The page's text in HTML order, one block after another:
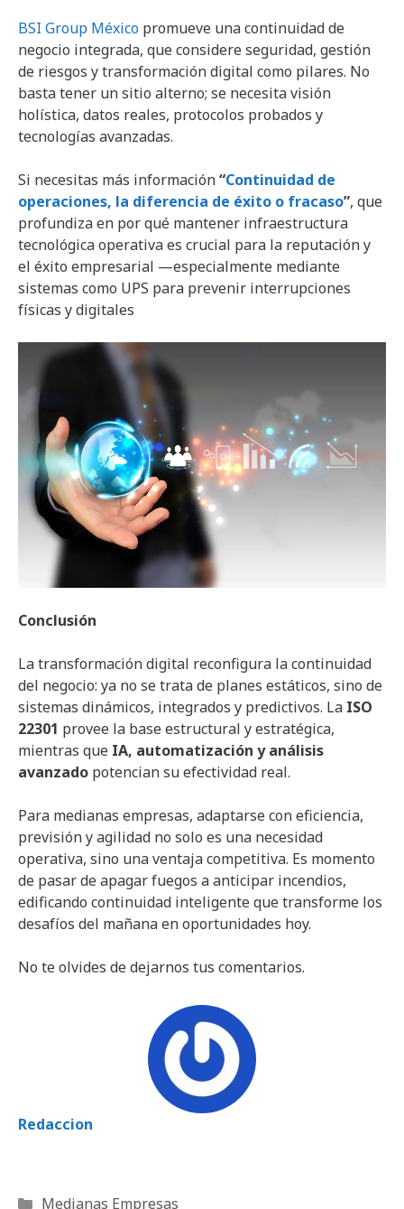
BSI Group México promueve una continuidad de
negocio integrada, que considere seguridad, gestión
de riesgos y transformación digital como pilares. No
basta tener un sitio alterno; se necesita visión
holística, datos reales, protocolos probados y
tecnologías avanzadas.
Si necesitas más información“Continuidad de
operaciones, la diferencia de éxito o fracaso”, que
profundiza en por qué mantener infraestructura
tecnológica operativa es crucial para la reputación y
el éxito empresarial —especialmente mediante
sistemas como UPS para prevenir interrupciones
físicas y digitales
Conclusión
La transformación digital reconfigura la continuidad
del negocio: ya no se trata de planes estáticos, sino de
sistemas dinámicos, integrados y predictivos. La ISO
22301 provee la base estructural y estratégica,
mientras que IA, automatización y análisis
avanzado potencian su efectividad real.
Para medianas empresas, adaptarse con eficiencia,
previsión y agilidad no solo es una necesidad
operativa, sino una ventaja competitiva. Es momento
de pasar de apagar fuegos a anticipar incendios,
edificando continuidad inteligente que transforme los
desafíos del mañana en oportunidades hoy.
No te olvides de dejarnos tus comentarios.
Redaccion
Categorías
Medianas Empresas